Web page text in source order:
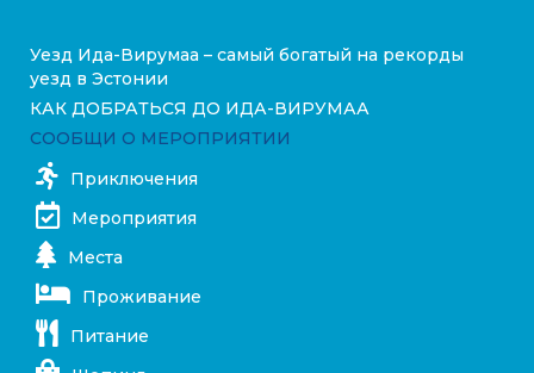
Уезд Ида-Вирумаа – самый богатый на рекорды
уезд в Эстонии
КАК ДОБРАТЬСЯ ДО ИДА-ВИРУМАА
СООБЩИ О МЕРОПРИЯТИИ
Приключения
Мероприятия
Места
Проживание
Питание